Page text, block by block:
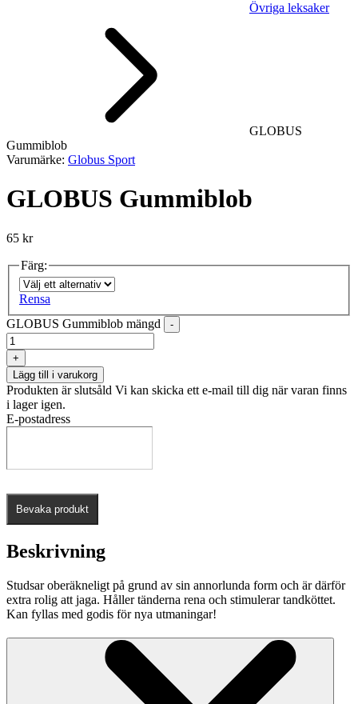
Övriga leksaker
GLOBUS
Gummiblob
Varumärke: Globus Sport
GLOBUS Gummiblob
65 kr
Färg:
Rensa
GLOBUS Gummiblob mängd
-
+
Lägg till i varukorg
Produkten är slutsåld Vi kan skicka ett e-mail till dig när varan finns
i lager igen.
E-postadress
Bevaka produkt
Beskrivning
Studsar oberäkneligt på grund av sin annorlunda form och är därför
extra rolig att jaga. Håller tänderna rena och stimulerar tandköttet.
Kan fyllas med godis för nya utmaningar!